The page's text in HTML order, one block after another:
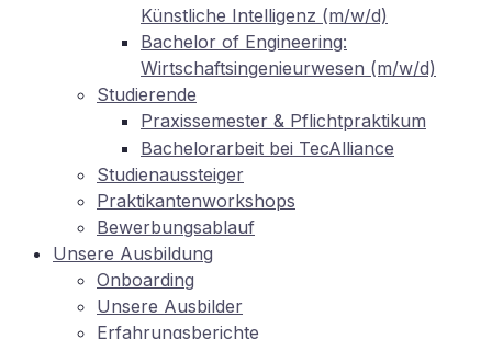
Künst­li­che In­tel­li­genz (m/w/d)
Ba­che­lor of En­gi­nee­ring:
Wirtschaftsingenieurwesen (m/w/d)
Stu­die­ren­de
Pra­xis­se­mes­ter & Pflichtpraktikum
Ba­che­lor­ar­beit bei TecAlliance
Stu­di­en­aus­stei­ger
Prak­ti­kan­ten­work­shops
Be­wer­bungs­ab­lauf
Un­se­re Ausbildung
On­boar­ding
Un­se­re Ausbilder
Er­fah­rungs­be­rich­te